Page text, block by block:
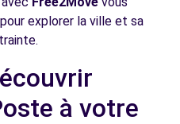
AUTO - CHOISY-
explorer la ville et sa
à votre